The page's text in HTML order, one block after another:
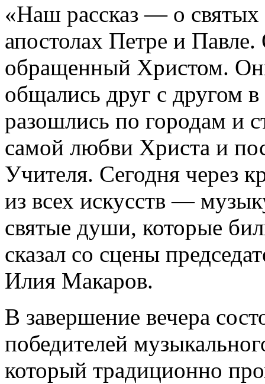
«Наш рассказ — о святых
апостолах Петре и
обращенный Христом.
общались друг с другом
разошлись по городам и
самой любви Христа и
Учителя. Сегодня через
из всех искусств —
святые души, которые
сказал со сцены
Илия Макаров.
В завершение вечера
победителей
который традиционно